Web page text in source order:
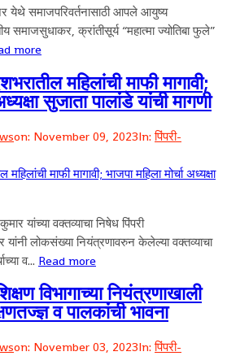
येथे समाजपरिवर्तनासाठी आपले आयुष्य
समाजसुधाकर, क्रांतीसूर्य “महात्मा ज्योतिबा फुले”
more
महिलांची माफी मागावी;
सुजाता पालांडे यांची मागणी
on: November 09, 2023In:पिंपरी-
यांच्या वक्तव्याचा निषेध पिंपरी
यांनी लोकसंख्या नियंत्रणावरुन केलेल्या वक्तव्याचा
व... Read more
विभागाच्या नियंत्रणाखाली
व पालकांची भावना
on: November 03, 2023In:पिंपरी-